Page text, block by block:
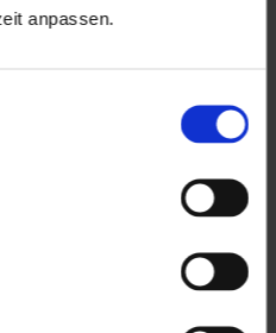
anpassen.
Standard: